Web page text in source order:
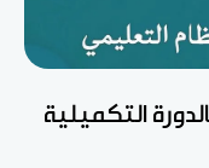
التكميلية